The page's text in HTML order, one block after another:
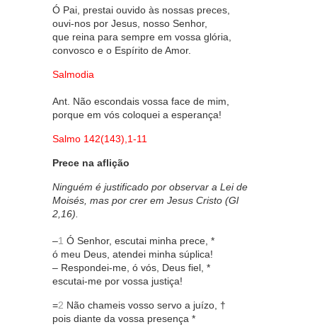
Ó Pai, prestai ouvido às nossas preces,
ouvi-nos por Jesus, nosso Senhor,
que reina para sempre em vossa glória,
convosco e o Espírito de Amor.
Salmodia
Ant. Não escondais vossa face de mim,
porque em vós coloquei a esperança!
Salmo 142(143),1-11
Prece na aflição
Ninguém é justificado por observar a Lei de
Moisés, mas por crer em Jesus Cristo (Gl
2,16).
–1 Ó Senhor, escutai minha prece, *
ó meu Deus, atendei minha súplica!
– Respondei-me, ó vós, Deus fiel, *
escutai-me por vossa justiça!
=2 Não chameis vosso servo a juízo, †
pois diante da vossa presença *